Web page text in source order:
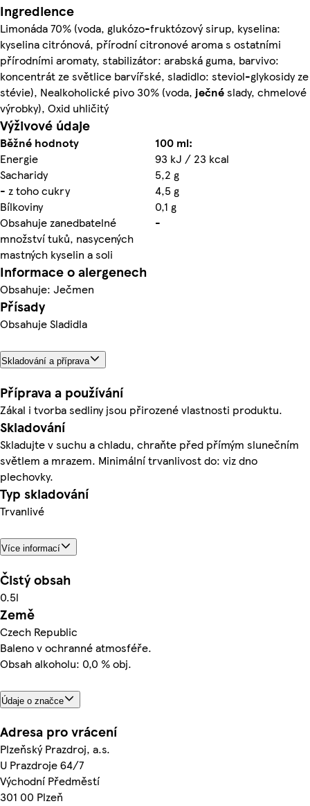
Ingredience
Limonáda 70% (voda, glukózo-fruktózový sirup, kyselina:
kyselina citrónová, přírodní citronové aroma s ostatními
přírodními aromaty, stabilizátor: arabská guma, barvivo:
koncentrát ze světlice barvířské, sladidlo: steviol-glykosidy ze
stévie), Nealkoholické pivo 30% (voda, ječnéslady, chmelové
výrobky), Oxid uhličitý
Výživové údaje
Běžné hodnoty
100 ml:
Energie
93 kJ / 23 kcal
Sacharidy
5,2 g
- z toho cukry
4,5 g
Bílkoviny
0,1 g
Obsahuje zanedbatelné
množství tuků, nasycených
mastných kyselin a soli
-
Informace o alergenech
Obsahuje: Ječmen
Přísady
Obsahuje Sladidla
Skladování a příprava
Příprava a používání
Zákal i tvorba sedliny jsou přirozené vlastnosti produktu.
Skladování
Skladujte v suchu a chladu, chraňte před přímým slunečním
světlem a mrazem. Minimální trvanlivost do: viz dno
plechovky.
Typ skladování
Trvanlivé
Více informací
Čistý obsah
0.5l
Země
Czech Republic
Baleno v ochranné atmosféře.
Obsah alkoholu: 0,0 % obj.
Údaje o značce
Adresa pro vrácení
Plzeňský Prazdroj, a.s.
U Prazdroje 64/7
Východní Předměstí
301 00 Plzeň